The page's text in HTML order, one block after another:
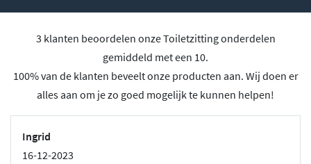
3 klanten beoordelen onze Toiletzitting onderdelen
gemiddeld met een 10.
100% van de klanten beveelt onze producten aan. Wij doen er
alles aan om je zo goed mogelijk te kunnen helpen!
Ingrid
16-12-2023